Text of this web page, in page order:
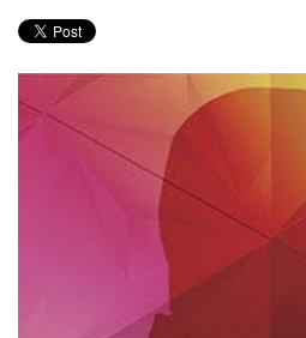
Plats